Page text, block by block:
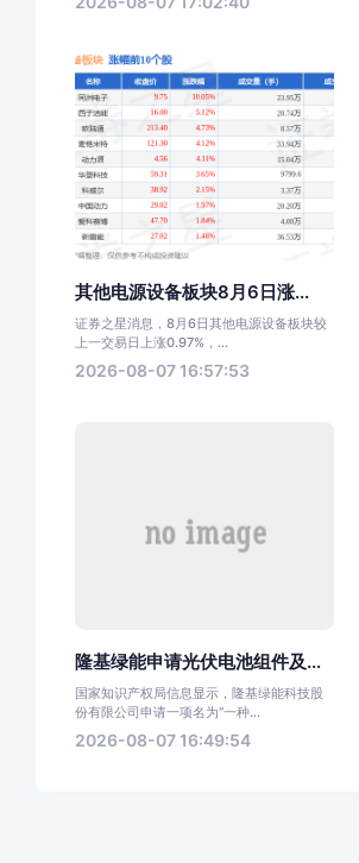
其他电源设备板块8月6日涨...
证券之星消息，8月6日其他电源设备板块较
上一交易日上涨0.97%，...
2026-08-07 16:57:53
隆基绿能申请光伏电池组件及...
国家知识产权局信息显示，隆基绿能科技股
份有限公司申请一项名为“一种...
2026-08-07 16:49:54